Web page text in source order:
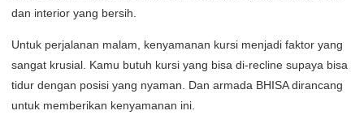
dan interior yang bersih.
Untuk perjalanan malam, kenyamanan kursi menjadi faktor yang
sangat krusial. Kamu butuh kursi yang bisa di-recline supaya bisa
tidur dengan posisi yang nyaman. Dan armada BHISA dirancang
untuk memberikan kenyamanan ini.